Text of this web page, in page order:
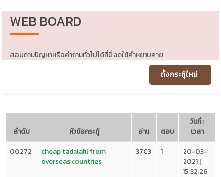
WEB BOARD
สอบถามปัญหาหรือคำถามทั่วไปได้ที่นี่ งดใช้คำหยาบคาย
ตั้งกระทู้ใหม่
ลำดับ หัวข้อกระทู้ อ่าน ตอบ
วันที่ :
เวลา
00272
cheap tadalafil from
overseas countries
3703 1
20-03-
2021 |
15:32:26